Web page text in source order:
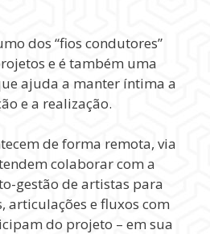
dos “fios condutores”
e é também uma
ajuda a manter íntima a
e a realização.
de forma remota, via
colaborar com a
gestão de artistas para
articulações e fluxos com
do projeto – em sua